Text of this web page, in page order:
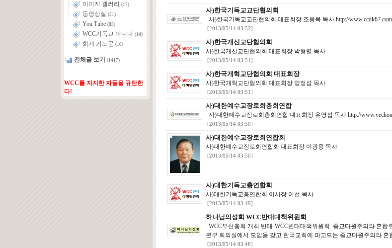
이미지 갤러리
(17)
동영상실 (51)
You Tube (83)
WCC기독교 아니다 (14)
회개 기도문 (10)
전체글 보기 (1417)
WCC를 지지한 자들을 규탄한
다!
사)한국기독교교단협의회
사)한국기독교교단협의회 대표회장 조용목 목사 http://
[2013/05/14 03:52]
사)한국개신교단협의회
사)한국개신교단협의회 대표회장 박형렬 목사
[2013/05/14 03:51]
사)한국개혁교단협의회 대표회장
사)한국개혁교단협의회 대표회장 양정섭 목사
[2013/05/14 03:51]
사)대한예수교장로회총회연합
사)대한예수교장로회총회연합 대표회장 유영섭 목사 http://
[2013/05/14 03:50]
사)대한예수교장로회연합회
사)대한예수교장로회연합회 대표회장 이광용 목사
[2013/05/14 03:50]
사)대한기독교총연합회
사)대한기독교총연합회 이사장 이선 목사
[2013/05/14 03:49]
하나님의성회 WCC반대대책위원회
WCC부산총회 개최 반대-WCC반대대책위원회 종교다원주의와 혼합
본부 회의실에서 모임을 갖고 한국교회에 파고드는 종교다원주의와 혼
[2013/05/14 03:48]